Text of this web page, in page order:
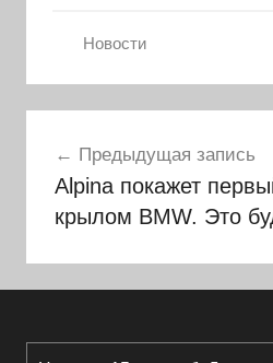
Новости
по
записям
Предыдущая запись
Alpina покажет
крылом BMW. Это